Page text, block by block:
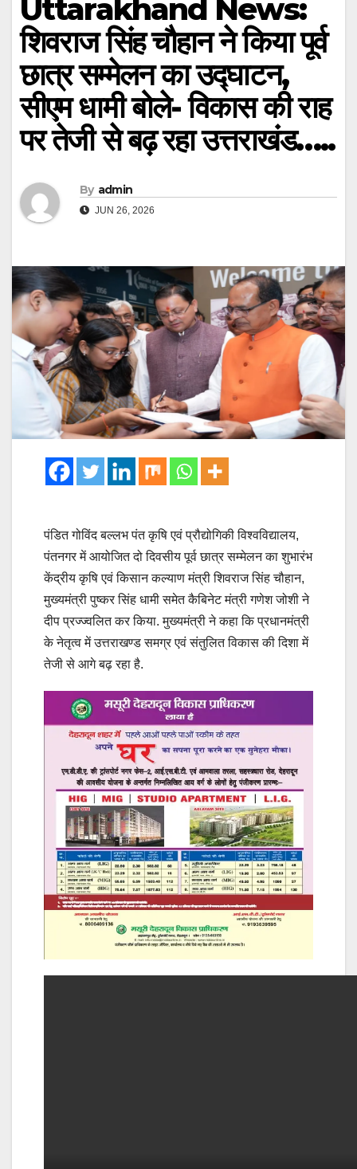
Uttarakhand News:
शिवराज सिंह चौहान ने किया पूर्व
छात्र सम्मेलन का उद्घाटन,
सीएम धामी बोले- विकास की राह
पर तेजी से बढ़ रहा उत्तराखंड…..
By admin
JUN 26, 2026
पंडित गोविंद बल्लभ पंत कृषि एवं प्रौद्योगिकी विश्वविद्यालय,
पंतनगर में आयोजित दो दिवसीय पूर्व छात्र सम्मेलन का शुभारंभ
केंद्रीय कृषि एवं किसान कल्याण मंत्री शिवराज सिंह चौहान,
मुख्यमंत्री पुष्कर सिंह धामी समेत कैबिनेट मंत्री गणेश जोशी ने
दीप प्रज्ज्वलित कर किया. मुख्यमंत्री ने कहा कि प्रधानमंत्री
के नेतृत्व में उत्तराखण्ड समग्र एवं संतुलित विकास की दिशा में
तेजी से आगे बढ़ रहा है.